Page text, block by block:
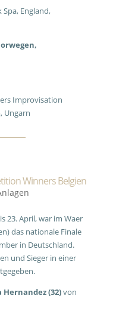
England,
Improvisation
Ungarn
Winners Belgien
23. April, war im Waer
das nationale Finale
in Deutschland.
und Sieger in einer
(32)von